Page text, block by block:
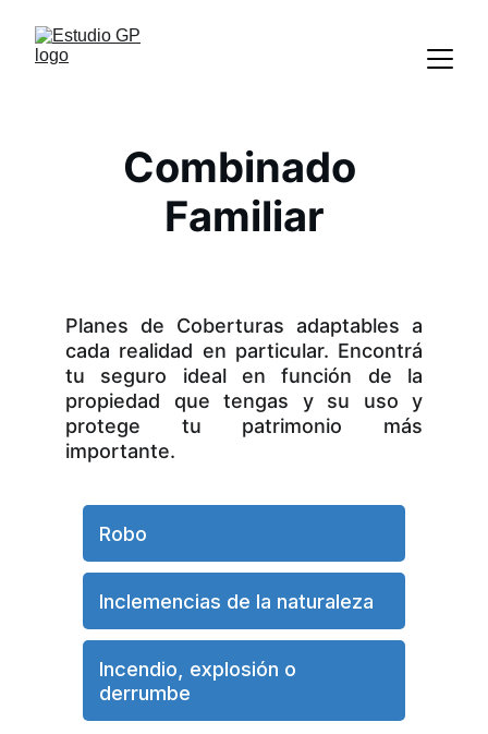
Combinado
Familiar
Planes de Coberturas adaptables a
cada realidad en particular. Encontrá
tu seguro ideal en función de la
propiedad que tengas y su uso y
protege tu patrimonio más
importante.